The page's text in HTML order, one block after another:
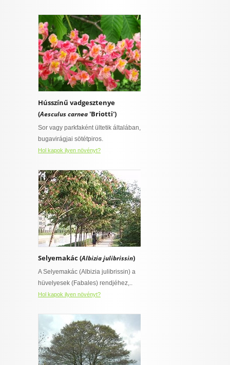
Hússzínű vadgesztenye
(Aesculus carnea'Briotti')
Sor vagy parkfaként ültetik általában,
bugavirágjai sötétpiros.
Hol kapok ilyen növényt?
Selyemakác (Albizia julibrissin)
A Selyemakác (Albizia julibrissin) a
hüvelyesek (Fabales) rendjéhez,..
Hol kapok ilyen növényt?